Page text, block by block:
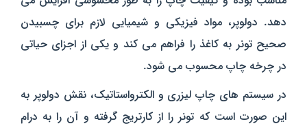
دهد. دولوپر، مواد فیزیکی و شیمیایی لازم برای چسبیدن
صحیح تونر به کاغذ را فراهم می‌ کند و یکی از اجزای حیاتی
در چرخه چاپ محسوب می‌ شود.
در سیستم‌ های چاپ لیزری و الکترواستاتیک، نقش دولوپر به
این صورت است که تونر را از کارتریج گرفته و آن را به درام